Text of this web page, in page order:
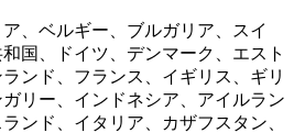
、ベルギー、ブルガリア、スイ
国、ドイツ、デンマーク、エスト
ンド、フランス、イギリス、ギリ
リー、インドネシア、アイルラン
ンド、イタリア、カザフスタン、